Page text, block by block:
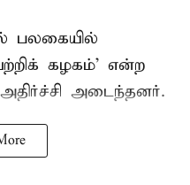
பலகையில்
கழகம்’ என்ற
அடைந்தனர்.